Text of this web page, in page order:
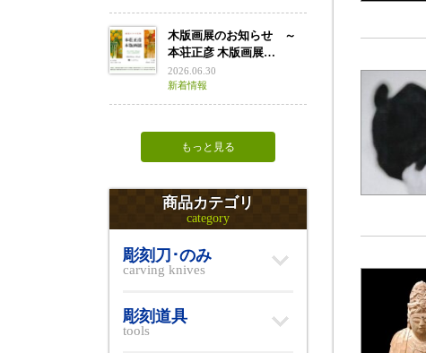
木版画展のお知らせ ～
本荘正彦 木版画展…
2026.06.30
新着情報
もっと見る
商品カテゴリ
category
彫刻刀･のみ
carving knives
彫刻道具
tools